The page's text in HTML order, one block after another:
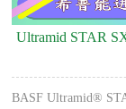
Ultramid STAR
BASF Ultramid®